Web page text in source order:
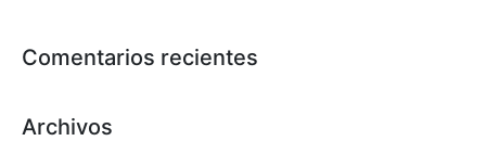
Comentarios recientes
Archivos